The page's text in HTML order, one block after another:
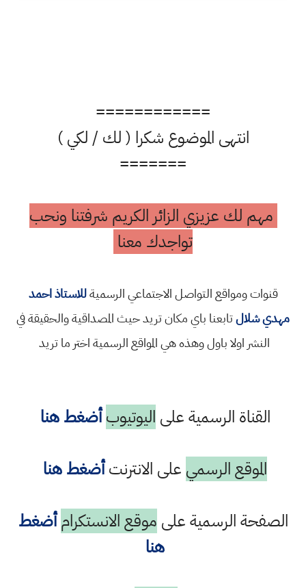
============
انتهى الموضوع شكرا ( لك / لكي )
=======
مهم لك عزيزي الزائر الكريم شرفتنا ونحب
تواجدك معنا
قنوات ومواقع التواصل الاجتماعي الرسميةللاستاذ احمد
مهدي شلالتابعنا باي مكان تريد حيث المصداقية والحقيقة في
النشر اولا باول وهذه هي المواقع الرسمية اختر ما تريد
القناة الرسمية على اليوتيوب أضغط هنا
الموقع الرسمي على الانترنتأضغط هنا
الصفحة الرسمية على موقع الانستكرام أضغط
هنا